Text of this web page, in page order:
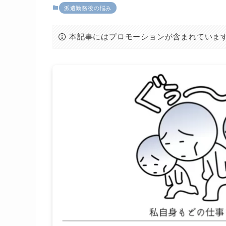
派遣勤務後の悩み
本記事にはプロモーションが含まれていま